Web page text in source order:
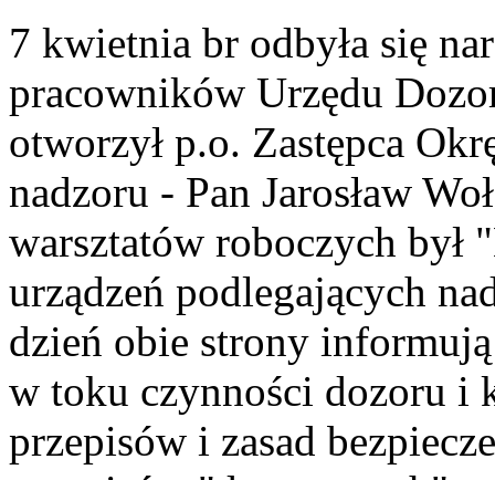
7 kwietnia br odbyła się
pracowników Urzędu
otworzył p.o. Zastępca
nadzoru - Pan Jarosław
warsztatów roboczych był
urządzeń podlegających
dzień obie strony
w toku czynności dozoru i
przepisów i zasad